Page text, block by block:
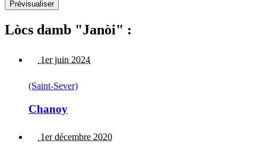
Lòcs damb "Janòi" :
1er juin 2024
(Saint-Sever)
Chanoy
1er décembre 2020